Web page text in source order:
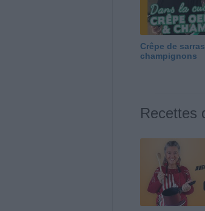
Crêpe de
champignons
Recettes